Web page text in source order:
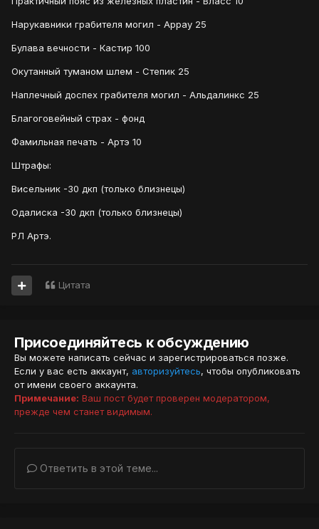
Нарукавники грабителя могил - Аррау 25
Булава вечности - Кастир 100
Окутанный туманом шлем - Степик 25
Наплечный доспех грабителя могил - Альдалинкс 25
Благоговейный страх - фонд
Фамильная печать - Артэ 10
Штрафы:
Висельник -30 дкп (только близнецы)
Одалиска -30 дкп (только близнецы)
РЛ Артэ.
Цитата
Присоединяйтесь к обсуждению
Вы можете написать сейчас и зарегистрироваться позже.
Если у вас есть аккаунт, авторизуйтесь, чтобы опубликовать
от имени своего аккаунта.
Примечание: Ваш пост будет проверен модератором,
прежде чем станет видимым.
Ответить в этой теме...